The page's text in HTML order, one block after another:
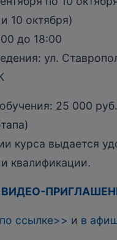
10 октября)
до 18:00
ул.
25 000
курса выдается
квалификации.
по ссылке>> и в